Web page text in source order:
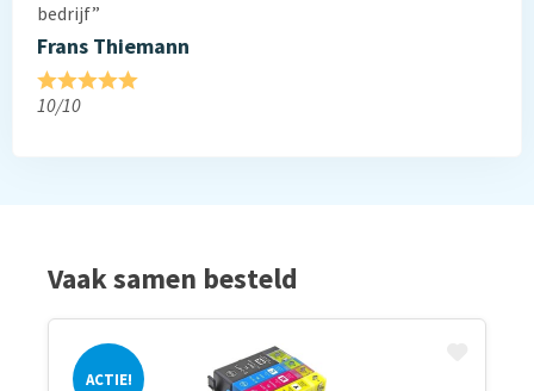
bedrijf”
Frans Thiemann
10/10
Vaak samen besteld
ACTIE!